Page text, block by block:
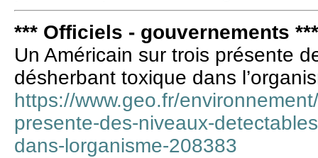
*** Officiels - gouvernements ***
Un Américain sur trois présente
désherbant toxique dans
https://www.geo.fr/
presente-des-niveaux-
dans-lorganisme-208383